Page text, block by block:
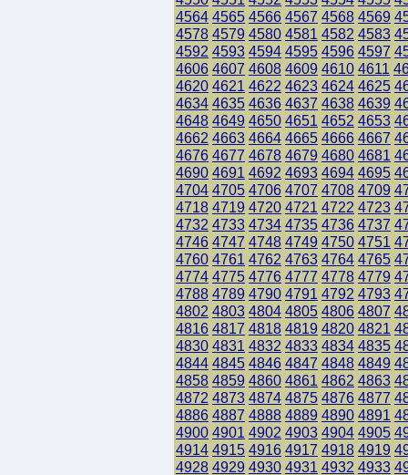
4564 4565 4566 4567 4568 4569
4578 4579 4580 4581 4582 4583
4592 4593 4594 4595 4596 4597
4606 4607 4608 4609 4610 4611
4620 4621 4622 4623 4624 4625
4634 4635 4636 4637 4638 4639
4648 4649 4650 4651 4652 4653
4662 4663 4664 4665 4666 4667
4676 4677 4678 4679 4680 4681
4690 4691 4692 4693 4694 4695
4704 4705 4706 4707 4708 4709
4718 4719 4720 4721 4722 4723
4732 4733 4734 4735 4736 4737
4746 4747 4748 4749 4750 4751
4760 4761 4762 4763 4764 4765
4774 4775 4776 4777 4778 4779
4788 4789 4790 4791 4792 4793
4802 4803 4804 4805 4806 4807
4816 4817 4818 4819 4820 4821
4830 4831 4832 4833 4834 4835
4844 4845 4846 4847 4848 4849
4858 4859 4860 4861 4862 4863
4872 4873 4874 4875 4876 4877
4886 4887 4888 4889 4890 4891
4900 4901 4902 4903 4904 4905
4914 4915 4916 4917 4918 4919
4928 4929 4930 4931 4932 4933